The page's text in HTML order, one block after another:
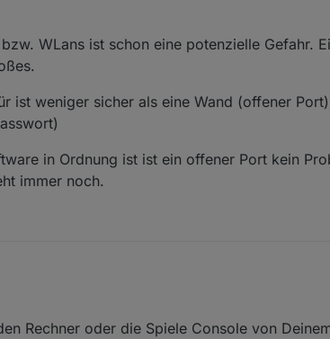
WLans ist schon eine potenzielle Gefahr.
ist weniger sicher als eine Wand (offener
in Ordnung ist ist ein offener Port kein
immer noch.
Rechner oder die Spiele Console von